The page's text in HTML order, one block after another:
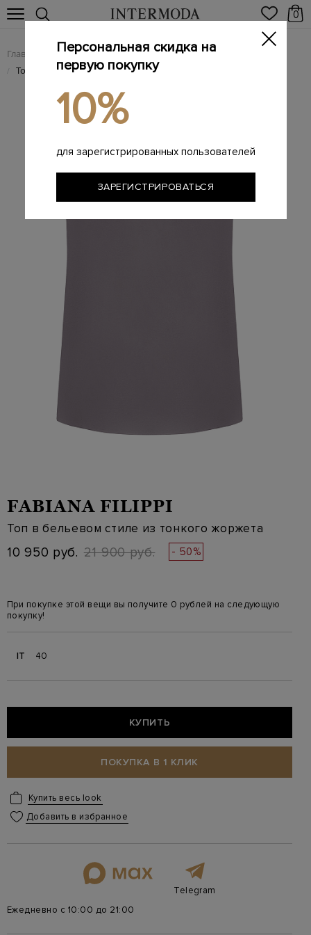
0
Главная Женщинам
/ Топ в бельевом стиле из тонкого жоржета
FABIANA FILIPPI
Топ в бельевом стиле из тонкого жоржета
10 950 руб. 21 900 руб. - 50%
При покупке этой вещи вы получите 0 рублей на следующую
покупку!
IT 40
КУПИТЬ
ПОКУПКА В 1 КЛИК
Купить весь look
Добавить в избранное
Telegram
Ежедневно с 10:00 до 21:00
Персональная скидка на
первую покупку
10%
для зарегистрированных пользователей
ЗАРЕГИСТРИРОВАТЬСЯ